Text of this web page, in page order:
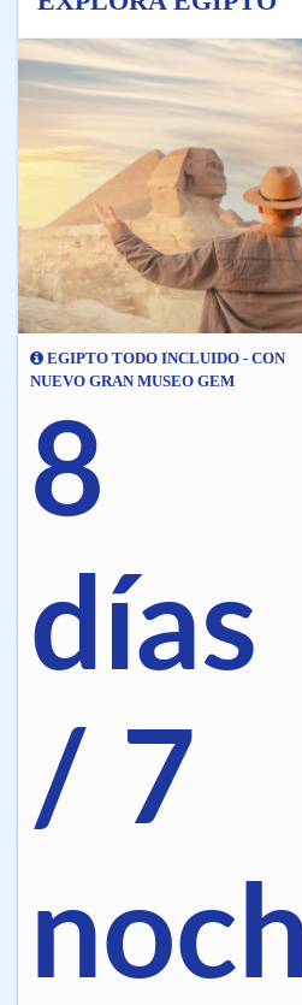
EGIPTO TODO INCLUIDO - CON
NUEVO GRAN MUSEO GEM
8
días
/ 7